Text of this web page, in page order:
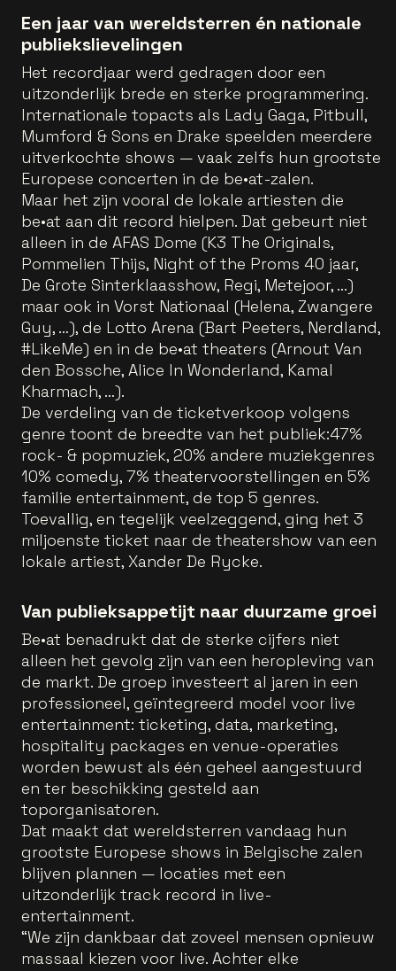
Een jaar van wereldsterren én nationale
publiekslievelingen
Het recordjaar werd gedragen door een
uitzonderlijk brede en sterke programmering.
Internationale topacts als Lady Gaga, Pitbull,
Mumford & Sons en Drake speelden meerdere
uitverkochte shows — vaak zelfs hun grootste
Europese concerten in de be•at-zalen.
Maar het zijn vooral de lokale artiesten die
be•at aan dit record hielpen. Dat gebeurt niet
alleen in de AFAS Dome (K3 The Originals,
Pommelien Thijs, Night of the Proms 40 jaar,
De Grote Sinterklaasshow, Regi, Metejoor, ...)
maar ook in Vorst Nationaal (Helena, Zwangere
Guy, …), de Lotto Arena (Bart Peeters, Nerdland,
#LikeMe) en in de be•at theaters (Arnout Van
den Bossche, Alice In Wonderland, Kamal
Kharmach, …).
De verdeling van de ticketverkoop volgens
genre toont de breedte van het publiek:47%
rock- & popmuziek, 20% andere muziekgenres
10% comedy, 7% theatervoorstellingen en 5%
familie entertainment, de top 5 genres.
Toevallig, en tegelijk veelzeggend, ging het 3
miljoenste ticket naar de theatershow van een
lokale artiest, Xander De Rycke.
Van publieksappetijt naar duurzame groei
Be•at benadrukt dat de sterke cijfers niet
alleen het gevolg zijn van een heropleving van
de markt. De groep investeert al jaren in een
professioneel, geïntegreerd model voor live
entertainment: ticketing, data, marketing,
hospitality packages en venue-operaties
worden bewust als één geheel aangestuurd
en ter beschikking gesteld aan
toporganisatoren.
Dat maakt dat wereldsterren vandaag hun
grootste Europese shows in Belgische zalen
blijven plannen — locaties met een
uitzonderlijk track record in live-
entertainment.
“We zijn dankbaar dat zoveel mensen opnieuw
massaal kiezen voor live. Achter elke